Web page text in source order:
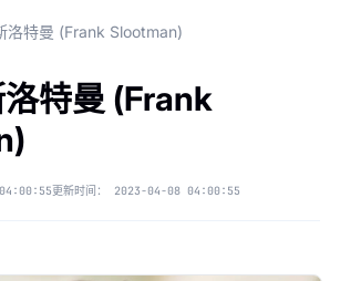
洛特曼 (Frank Slootman)
洛特曼 (Frank
更新时间： 2023-04-08 04:00:55